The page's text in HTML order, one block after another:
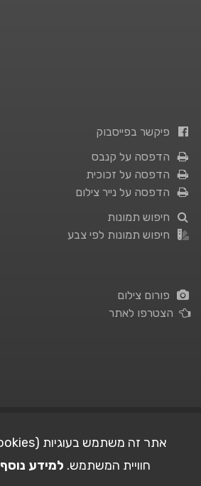
פיקשר בפייסבוק
הדפסה על קנבס
הדפסה על זכוכית
הדפסה על נייר צילום
חיפוש תמונות
חיפוש תמונות לפי צבע
פורום צילום
הצטרפו לאתר
STUDIO101| Picshare.co.il - כל הזכויות שמורות
חוויית המשתמש. למידע נוסף